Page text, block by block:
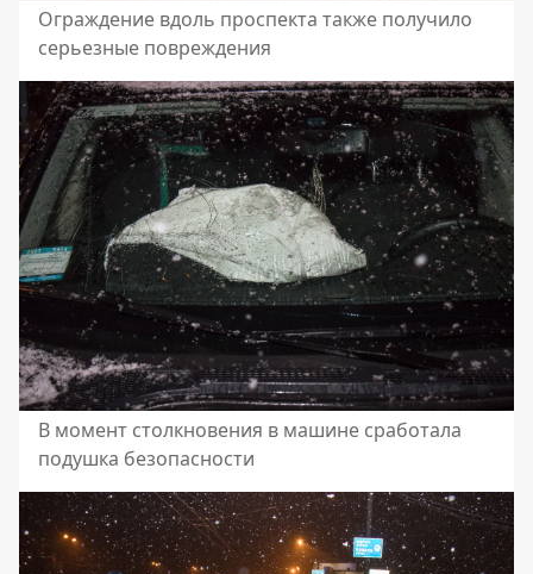
Ограждение вдоль проспекта также получило
серьезные повреждения
В момент столкновения в машине сработала
подушка безопасности